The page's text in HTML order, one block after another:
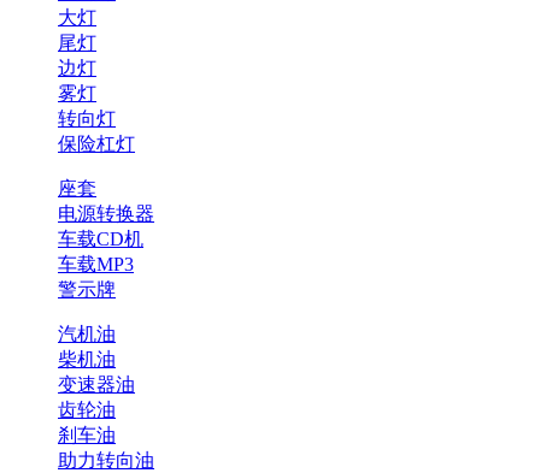
大灯
尾灯
边灯
雾灯
转向灯
保险杠灯
座套
电源转换器
车载CD机
车载MP3
警示牌
汽机油
柴机油
变速器油
齿轮油
刹车油
助力转向油